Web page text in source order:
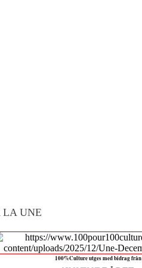
LA UNE
100%Culture utges med bidrag från